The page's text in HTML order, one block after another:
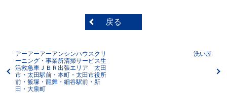
戻る
アーアーアーアンシンハウスクリ
ーニング・事業所清掃サービス生
活救急車ＪＢＲ出張エリア 太田
市・太田駅前・本町・太田市役所
前・飯塚・龍舞・細谷駅前・新
田・大泉町
洗い屋